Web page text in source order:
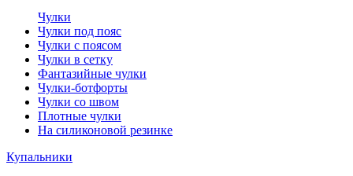
Чулки
Чулки под пояс
Чулки с поясом
Чулки в сетку
Фантазийные чулки
Чулки-ботфорты
Чулки со швом
Плотные чулки
На силиконовой резинке
Купальники